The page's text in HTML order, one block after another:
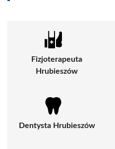
Fizjoterapeuta
Hrubieszów
Dentysta Hrubieszów